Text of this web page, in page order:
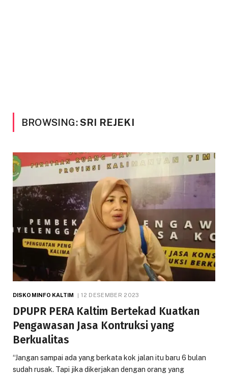
BROWSING:SRI REJEKI
DISKOMINFO KALTIM 12 DESEMBER 2023
DPUPR PERA Kaltim Bertekad Kuatkan
Pengawasan Jasa Kontruksi yang
Berkualitas
“Jangan sampai ada yang berkata kok jalan itu baru 6 bulan
sudah rusak. Tapi jika dikerjakan dengan orang yang